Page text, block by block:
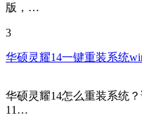
版，…
3
华硕灵耀14一键重装系统
华硕灵耀14怎么重装系统
11…